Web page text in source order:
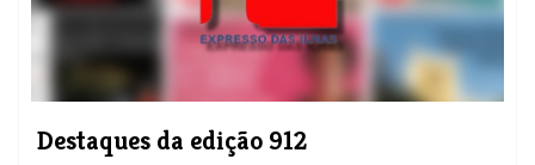
Destaques da edição 912